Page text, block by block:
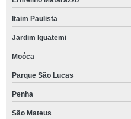
Itaim Paulista
Jardim Iguatemi
Moóca
Parque São Lucas
Penha
São Mateus